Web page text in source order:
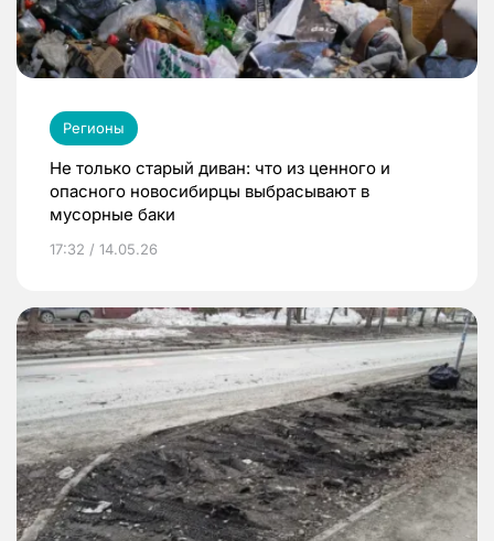
Регионы
Не только старый диван: что из ценного и
опасного новосибирцы выбрасывают в
мусорные баки
17:32 / 14.05.26